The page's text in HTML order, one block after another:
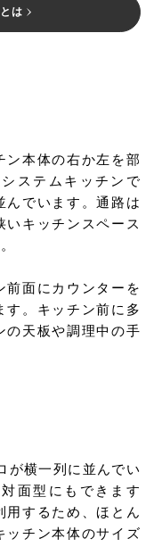
は
ン本体の右か左を部
ステムキッチンで
んでいます。通路は
いキッチンスペース
前面にカウンターを
す。キッチン前に多
の天板や調理中の手
が横一列に並んでい
面型にもできます
用するため、ほとん
ッチン本体のサイズ